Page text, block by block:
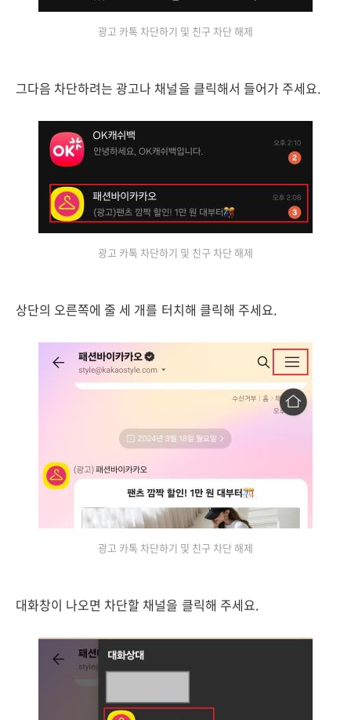
광고 카톡 차단하기 및 친구 차단 해제
그다음 차단하려는 광고나 채널을 클릭해서 들어가 주세요.
광고 카톡 차단하기 및 친구 차단 해제
상단의 오른쪽에 줄 세 개를 터치해 클릭해 주세요.
광고 카톡 차단하기 및 친구 차단 해제
대화창이 나오면 차단할 채널을 클릭해 주세요.